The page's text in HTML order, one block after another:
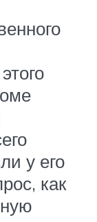
у его
как